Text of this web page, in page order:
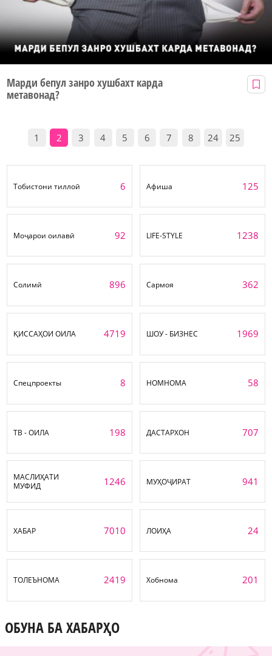
Марди бепул занро хушбахт карда
метавонад?
1 2 3 4 5 6 7 8 24 25
Тобистони тиллоӣ 6 Афиша 125
Моҷарои оилавӣ 92 LIFE-STYLE 1238
Солимӣ 896 Сармоя 362
ҚИССАҲОИ ОИЛА 4719 ШОУ - БИЗНЕС 1969
Спецпроекты 8 НОМНОМА 58
ТВ - ОИЛА 198 ДАСТАРХОН 707
МАСЛИҲАТИ
МУФИД
1246 МУҲОҶИРАТ 941
ХАБАР 7010 ЛОИҲА 24
ТОЛЕЪНОМА 2419 Хобнома 201
ОБУНА БА ХАБАРҲО